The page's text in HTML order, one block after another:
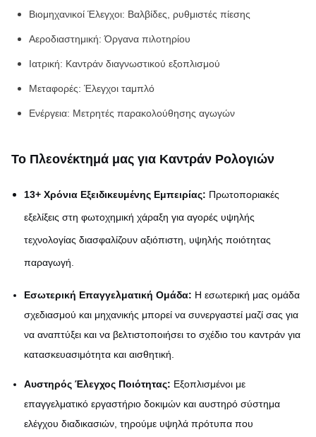
Βιομηχανικοί Έλεγχοι: Βαλβίδες, ρυθμιστές πίεσης
Αεροδιαστημική: Όργανα πιλοτηρίου
Ιατρική: Καντράν διαγνωστικού εξοπλισμού
Μεταφορές: Έλεγχοι ταμπλό
Ενέργεια: Μετρητές παρακολούθησης αγωγών
Το Πλεονέκτημά μας για Καντράν Ρολογιών
13+ Χρόνια Εξειδικευμένης Εμπειρίας: Πρωτοποριακές
εξελίξεις στη φωτοχημική χάραξη για αγορές υψηλής
τεχνολογίας διασφαλίζουν αξιόπιστη, υψηλής ποιότητας
παραγωγή.
Εσωτερική Επαγγελματική Ομάδα: Η εσωτερική μας ομάδα
σχεδιασμού και μηχανικής μπορεί να συνεργαστεί μαζί σας για
να αναπτύξει και να βελτιστοποιήσει το σχέδιο του καντράν για
κατασκευασιμότητα και αισθητική.
Αυστηρός Έλεγχος Ποιότητας: Εξοπλισμένοι με
επαγγελματικό εργαστήριο δοκιμών και αυστηρό σύστημα
ελέγχου διαδικασιών, τηρούμε υψηλά πρότυπα που